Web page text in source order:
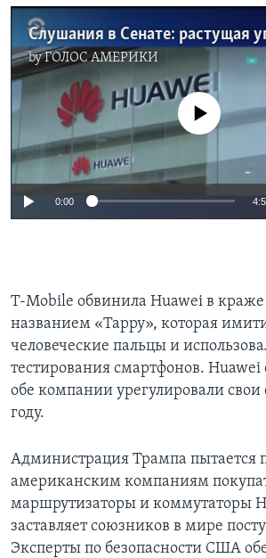
byГОЛОС АМЕРИКИ
No media source
0:00
T-Mobile обвинила Huawei в краже
названием «Tappy», которая
человеческие пальцы и
тестирования смартфонов. Huawei
обе компании урегулировали свои
году.
Администрация Трампа пытается
американским компаниям
маршрутизаторы и коммутаторы
заставляет союзников в мире
Эксперты по безопасности США